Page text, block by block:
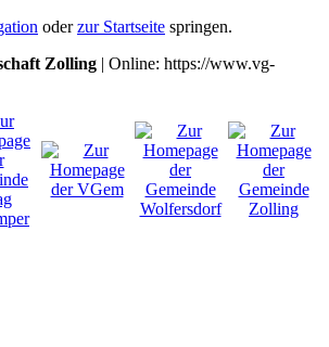
oderzur Startseite springen.
Zolling | Online: https://www.vg-